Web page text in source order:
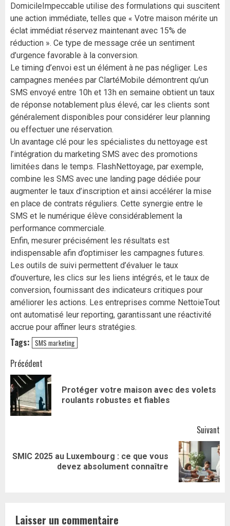
DomicileImpeccable utilise des formulations qui suscitent
une action immédiate, telles que « Votre maison mérite un
éclat immédiat réservez maintenant avec 15% de
réduction ». Ce type de message crée un sentiment
d’urgence favorable à la conversion.
Le timing d’envoi est un élément à ne pas négliger. Les
campagnes menées par ClartéMobile démontrent qu’un
SMS envoyé entre 10h et 13h en semaine obtient un taux
de réponse notablement plus élevé, car les clients sont
généralement disponibles pour considérer leur planning
ou effectuer une réservation.
Un avantage clé pour les spécialistes du nettoyage est
l’intégration du marketing SMS avec des promotions
limitées dans le temps. FlashNettoyage, par exemple,
combine les SMS avec une landing page dédiée pour
augmenter le taux d’inscription et ainsi accélérer la mise
en place de contrats réguliers. Cette synergie entre le
SMS et le numérique élève considérablement la
performance commerciale.
Enfin, mesurer précisément les résultats est
indispensable afin d’optimiser les campagnes futures.
Les outils de suivi permettent d’évaluer le taux
d’ouverture, les clics sur les liens intégrés, et le taux de
conversion, fournissant des indicateurs critiques pour
améliorer les actions. Les entreprises comme NettoieTout
ont automatisé leur reporting, garantissant une réactivité
accrue pour affiner leurs stratégies.
Tags: SMS marketing
Navigation
d’article
Précédent
Protéger votre maison avec des volets
roulants robustes et fiables
Suivant
Article
SMIC 2025 au Luxembourg : ce que vous
devez absolument connaître
Laisser un commentaire